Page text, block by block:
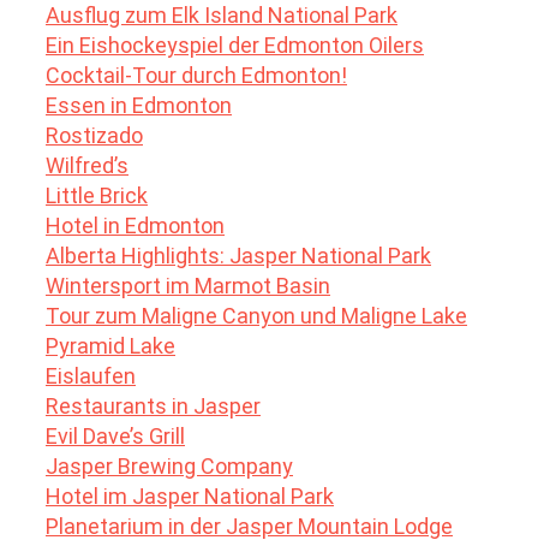
Ausflug zum Elk Island National Park
Ein Eishockeyspiel der Edmonton Oilers
Cocktail-Tour durch Edmonton!
Essen in Edmonton
Rostizado
Wilfred’s
Little Brick
Hotel in Edmonton
Alberta Highlights: Jasper National Park
Wintersport im Marmot Basin
Tour zum Maligne Canyon und Maligne Lake
Pyramid Lake
Eislaufen
Restaurants in Jasper
Evil Dave’s Grill
Jasper Brewing Company
Hotel im Jasper National Park
Planetarium in der Jasper Mountain Lodge